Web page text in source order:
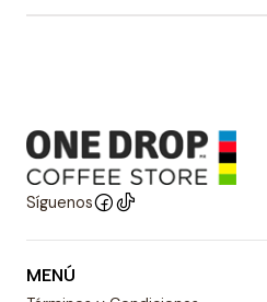
Síguenos
MENÚ